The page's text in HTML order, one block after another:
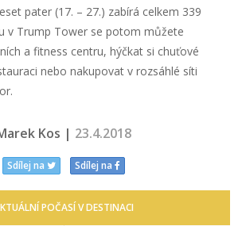
pater (17. – 27.) zabírá celkem 339
v Trump Tower se potom můžete
a fitness centru, hýčkat si chuťové
nebo nakupovat v rozsáhlé síti
Kos | 23.4.2018
Sdílej na Sdílej na
POČASÍ V DESTINACI